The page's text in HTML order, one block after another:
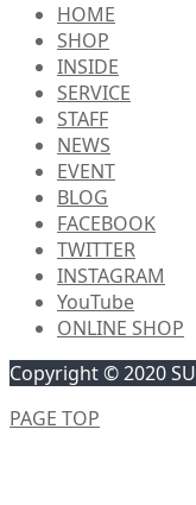
HOME
SHOP
INSIDE
SERVICE
STAFF
NEWS
EVENT
BLOG
FACEBOOK
TWITTER
INSTAGRAM
YouTube
ONLINE SHOP
Copyright © 2020
PAGE TOP